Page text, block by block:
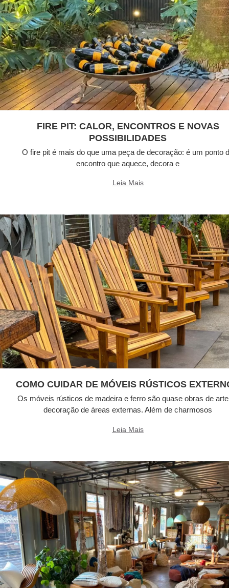
FIRE PIT: CALOR, ENCONTROS E NOVAS
POSSIBILIDADES
O fire pit é mais do que uma peça de decoração: é um ponto
encontro que aquece, decora e
Leia Mais
COMO CUIDAR DE MÓVEIS RÚSTICOS
Os móveis rústicos de madeira e ferro são quase obras de
decoração de áreas externas. Além de charmosos
Leia Mais